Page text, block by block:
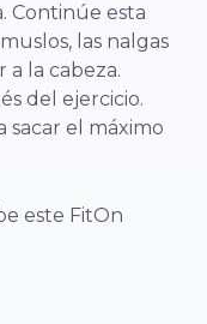
Continúe esta
las nalgas
a la cabeza.
del ejercicio.
sacar el máximo
este FitOn